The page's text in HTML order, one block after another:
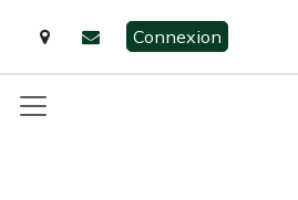
Connexion